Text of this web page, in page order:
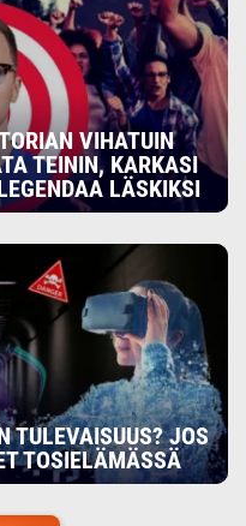
VIHATUIN
TEININ, KARKASI
LÄSKIKSI
TULEVAISUUS? JOS
TOSIELÄMÄSSÄ